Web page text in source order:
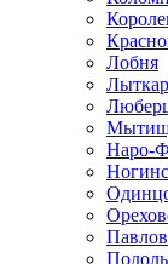
Лобня
Наро-